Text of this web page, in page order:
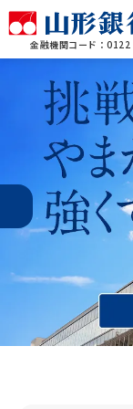
金融機関コード：0122